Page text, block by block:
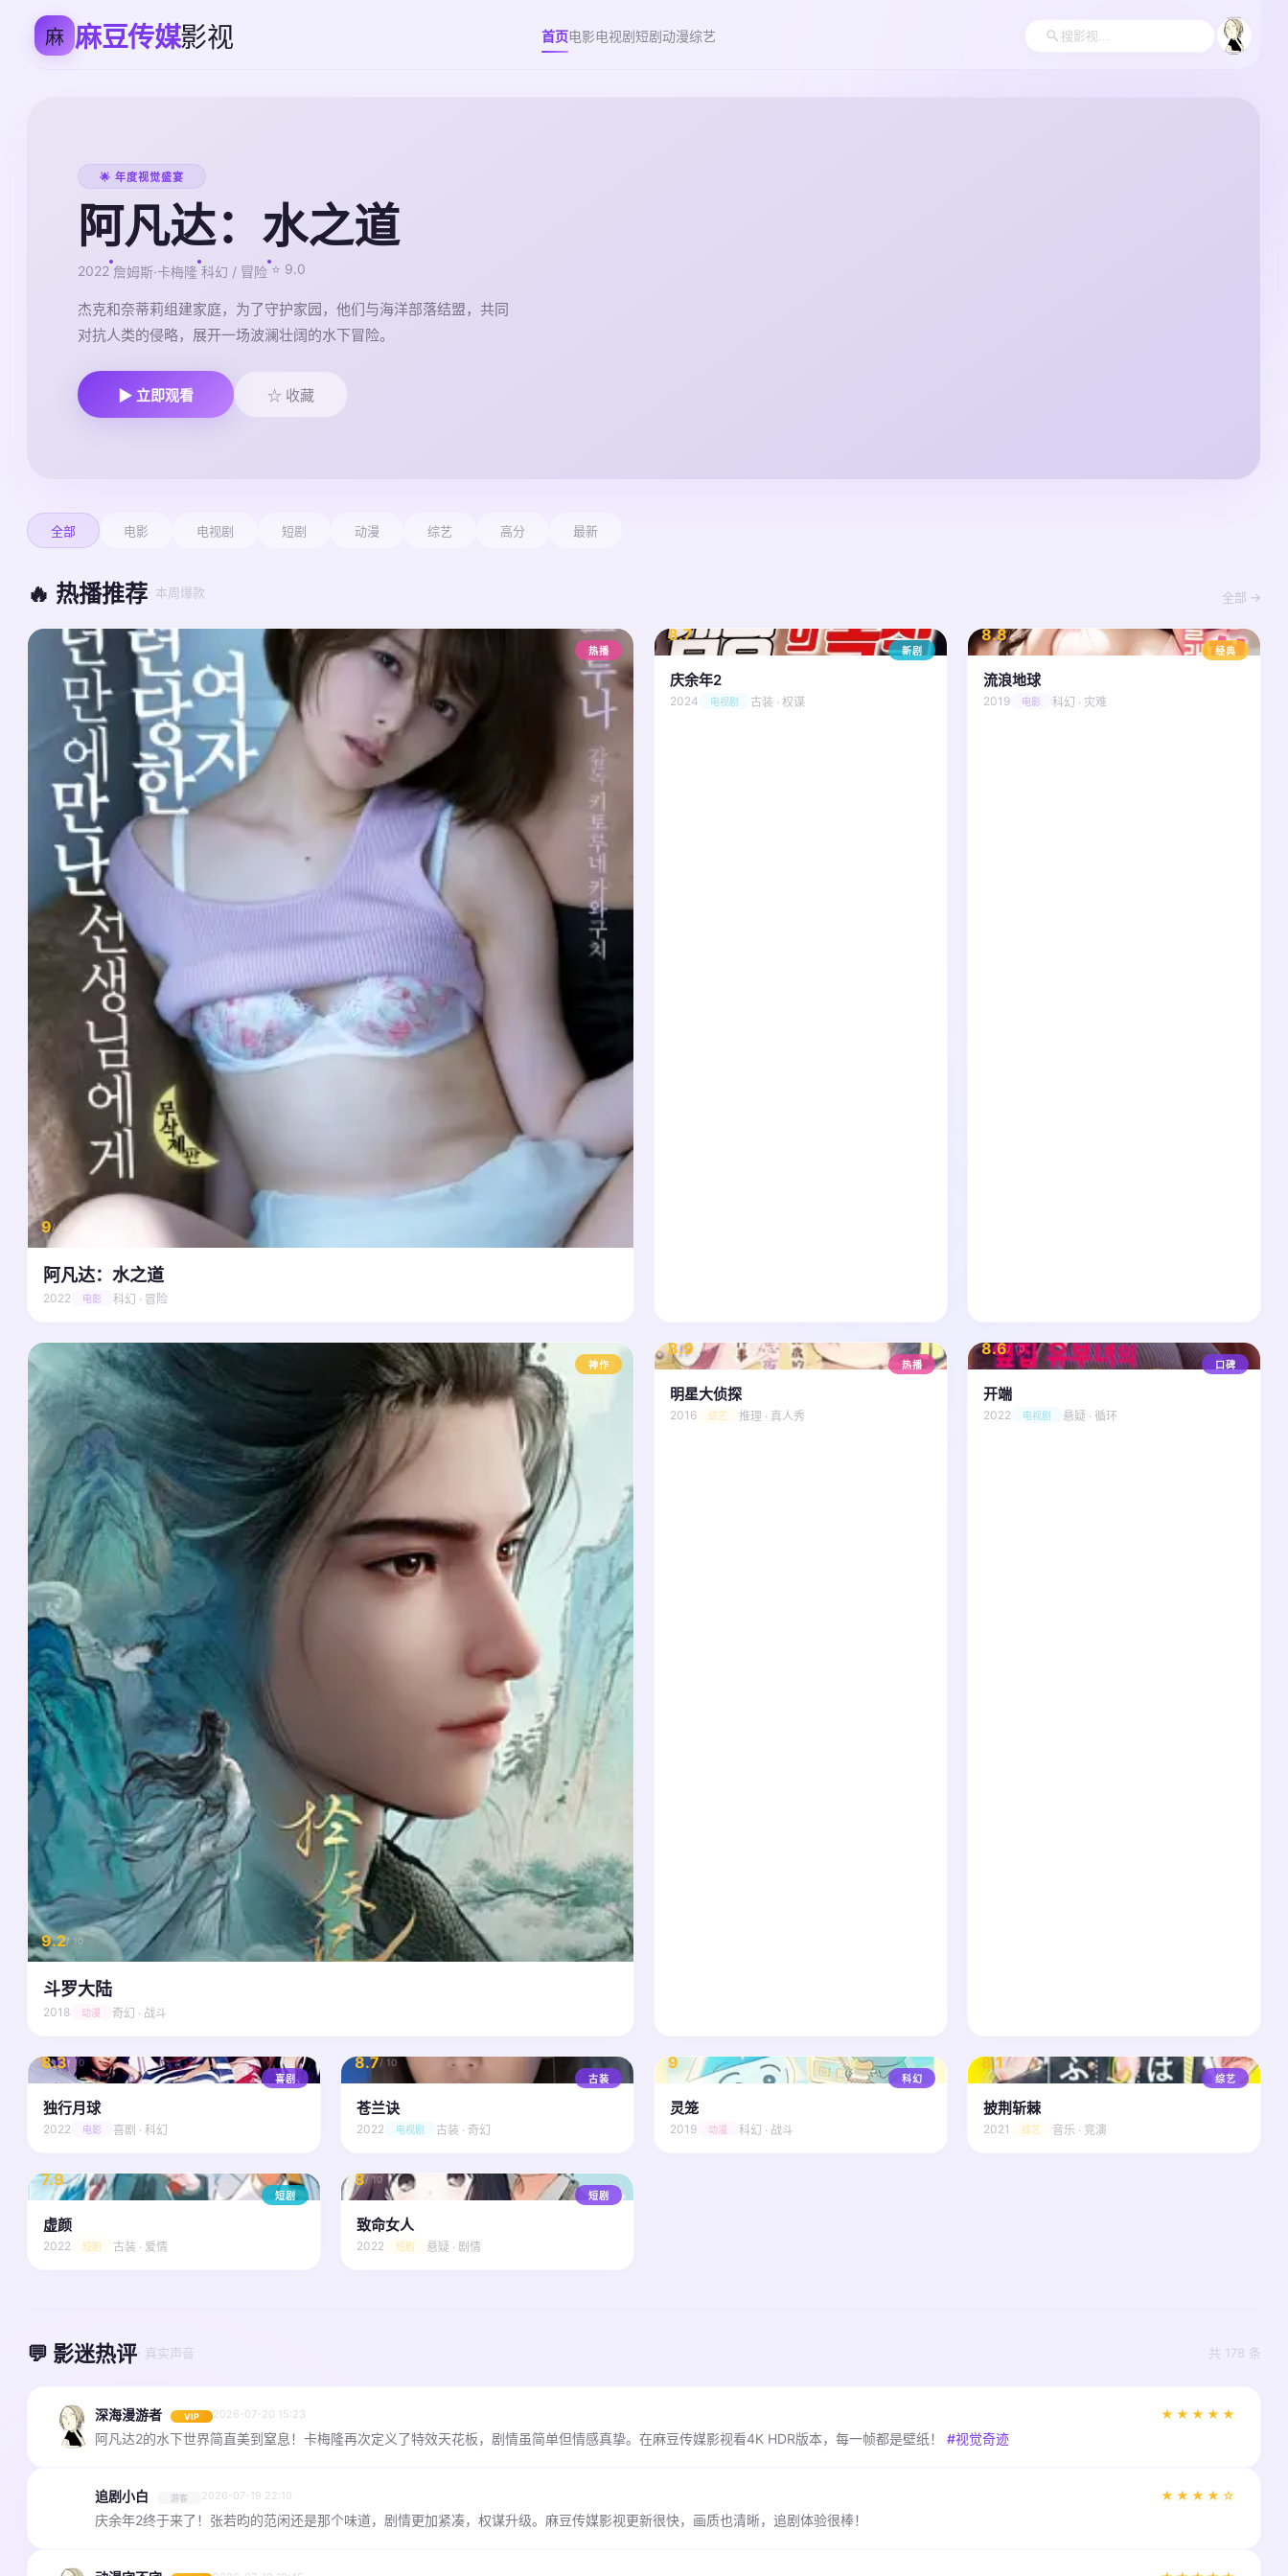
麻 麻豆传媒影视 首页电影电视剧短剧动漫综艺
🌟 年度视觉盛宴
阿凡达：水之道
2022 詹姆斯·卡梅隆 科幻 / 冒险 ⭐ 9.0
杰克和奈蒂莉组建家庭，为了守护家园，他们与海洋部落结盟，共同
对抗人类的侵略，展开一场波澜壮阔的水下冒险。
▶ 立即观看 ☆ 收藏
全部 电影 电视剧 短剧 动漫 综艺 高分 最新
🔥 热播推荐· 本周爆款 全部 →
热播
9/ 10
阿凡达：水之道
2022 电影 科幻 · 冒险
新剧
8.7/ 10
庆余年2
2024 电视剧 古装 · 权谋
经典
8.8/ 10
流浪地球
2019 电影 科幻 · 灾难
神作
9.2/ 10
斗罗大陆
2018 动漫 奇幻 · 战斗
热播
8.9 / 10
明星大侦探
2016 综艺 推理 · 真人秀
口碑
8.6/ 10
开端
2022 电视剧 悬疑 · 循环
喜剧
8.3/ 10
独行月球
2022 电影 喜剧 · 科幻
古装
8.7/ 10
苍兰诀
2022 电视剧 古装 · 奇幻
科幻
9 / 10
灵笼
2019 动漫 科幻 · 战斗
综艺
8.1/ 10
披荆斩棘
2021 综艺 音乐 · 竞演
短剧
7.9/ 10
虚颜
2022 短剧 古装 · 爱情
短剧
8/ 10
致命女人
2022 短剧 悬疑 · 剧情
💬 影迷热评· 真实声音 共 178 条
深海漫游者 VIP 2026-07-20 15:23 ★★★★★
阿凡达2的水下世界简直美到窒息！卡梅隆再次定义了特效天花板，剧情虽简单但情感真挚。在麻豆传媒影视看4K HDR版本，每一帧都是壁纸！ #视觉奇迹
追剧小白 游客 2026-07-19 22:10 ★★★★☆
庆余年2终于来了！张若昀的范闲还是那个味道，剧情更加紧凑，权谋升级。麻豆传媒影视更新很快，画质也清晰，追剧体验很棒！